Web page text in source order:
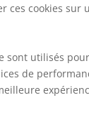
ces cookies sur
sont utilisés
de